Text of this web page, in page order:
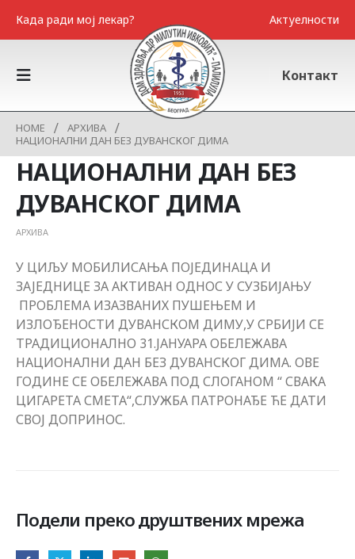
Када ради мој лекар? Актуелности
Контакт
HOME
АРХИВА
НАЦИОНАЛНИ ДАН БЕЗ ДУВАНСКОГ ДИМА
НАЦИОНАЛНИ ДАН БЕЗ
ДУВАНСКОГ ДИМА
АРХИВА
У ЦИЉУ МОБИЛИСАЊА ПОЈЕДИНАЦА И
ЗАЈЕДНИЦЕ ЗА АКТИВАН ОДНОС У СУЗБИЈАЊУ
ПРОБЛЕМА ИЗАЗВАНИХ ПУШЕЊЕМ И
ИЗЛОЂЕНОСТИ ДУВАНСКОМ ДИМУ,У СРБИЈИ СЕ
ТРАДИЦИОНАЛНО 31.ЈАНУАРА ОБЕЛЕЖАВА
НАЦИОНАЛНИ ДАН БЕЗ ДУВАНСКОГ ДИМА. ОВЕ
ГОДИНЕ СЕ ОБЕЛЕЖАВА ПОД СЛОГАНОМ “ СВАКА
ЦИГАРЕТА СМЕТА“,СЛУЖБА ПАТРОНАЂЕ ЋЕ ДАТИ
СВОЈ ДОПРИНОС.
Подели преко друштвених мрежа